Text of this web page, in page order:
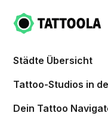
Städte Übersicht
Tattoo-Studios in
Dein Tattoo